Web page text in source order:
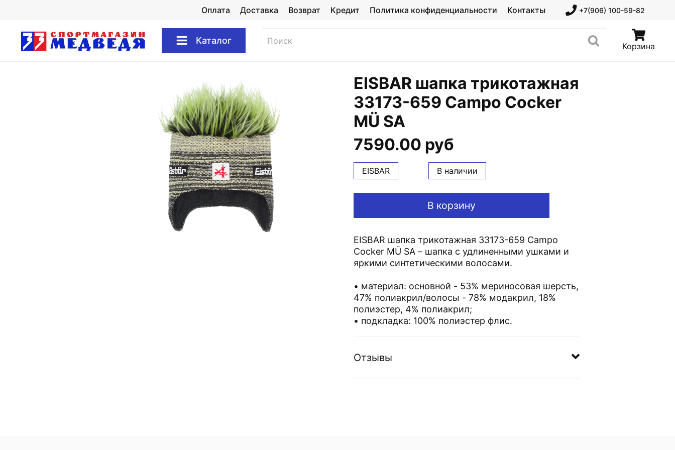
Оплата Доставка Возврат Кредит Политика конфиденциальности Контакты +7(906) 100-59-82
Каталог
Корзина
EISBAR шапка трикотажная
33173-659 Campo Cocker
MÜ SA
7590.00 руб
В корзину
EISBAR В наличии
EISBAR шапка трикотажная 33173-659 Campo
Cocker MÜ SA – шапка с удлиненными ушками и
яркими синтетическими волосами.
• материал: основной - 53% мериносовая шерсть,
47% полиакрил/волосы - 78% модакрил, 18%
полиэстер, 4% полиакрил;
• подкладка: 100% полиэстер флис.
Отзывы